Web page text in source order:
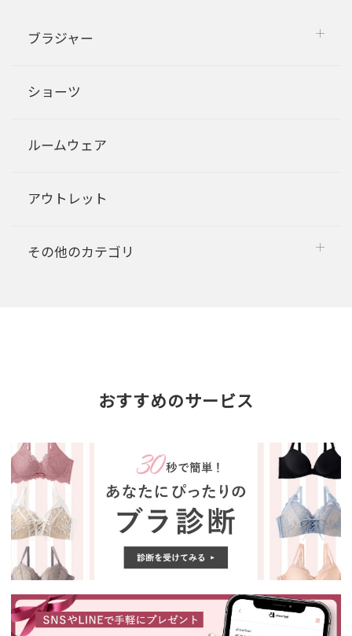
ブラジャー
ショーツ
ルームウェア
アウトレット
その他のカテゴリ
おすすめのサービス